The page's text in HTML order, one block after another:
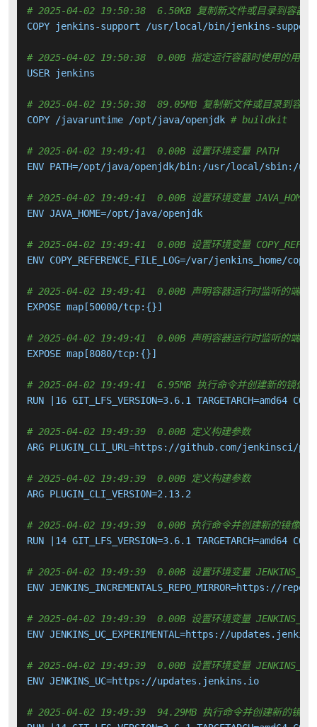
# 2025-04-02 19:50:38  6.50KB 复制新文件或目录到容器中
COPY jenkins-support /usr/local/bin/jenkins-
# 2025-04-02 19:50:38  0.00B 指定运行容器时使用的用户
USER jenkins
# 2025-04-02 19:50:38  89.05MB 复制新文件或目录到容器
COPY /javaruntime /opt/java/openjdk # buildkit
# 2025-04-02 19:49:41  0.00B 设置环境变量 PATH
ENV PATH=/opt/java/openjdk/bin:/usr/local/
# 2025-04-02 19:49:41  0.00B 设置环境变量 JAVA_HOME
ENV JAVA_HOME=/opt/java/openjdk
# 2025-04-02 19:49:41  0.00B 设置环境变量
ENV COPY_REFERENCE_FILE_LOG=/var/jenkins_home/
# 2025-04-02 19:49:41  0.00B 声明容器运行时监听的端口
EXPOSE map[50000/tcp:{}]
# 2025-04-02 19:49:41  0.00B 声明容器运行时监听的端口
EXPOSE map[8080/tcp:{}]
# 2025-04-02 19:49:41  6.95MB 执行命令并创建新的镜像层
RUN |16 GIT_LFS_VERSION=3.6.1
# 2025-04-02 19:49:39  0.00B 定义构建参数
ARG PLUGIN_CLI_URL=https://github.com/
# 2025-04-02 19:49:39  0.00B 定义构建参数
ARG PLUGIN_CLI_VERSION=2.13.2
# 2025-04-02 19:49:39  0.00B 执行命令并创建新的镜像层
RUN |14 GIT_LFS_VERSION=3.6.1
# 2025-04-02 19:49:39  0.00B 设置环境变量
ENV JENKINS_INCREMENTALS_REPO_MIRROR=https://
# 2025-04-02 19:49:39  0.00B 设置环境变量
ENV JENKINS_UC_EXPERIMENTAL=https://
# 2025-04-02 19:49:39  0.00B 设置环境变量 JENKINS_UC
ENV JENKINS_UC=https://updates.jenkins.io
# 2025-04-02 19:49:39  94.29MB 执行命令并创建新的镜像